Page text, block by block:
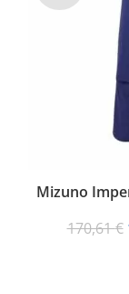
Mizuno
170,61€